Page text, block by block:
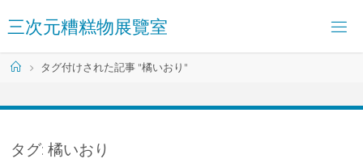
ン
テ
ン
ス
三次元糟糕物展覽室
ホ
タグ付けされた記事 "橘いおり"
タグ:橘いおり